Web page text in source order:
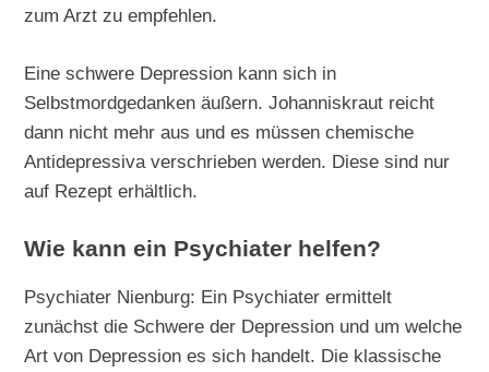
zum Arzt zu empfehlen.
Eine schwere Depression kann sich in
Selbstmordgedanken äußern. Johanniskraut reicht
dann nicht mehr aus und es müssen chemische
Antidepressiva verschrieben werden. Diese sind nur
auf Rezept erhältlich.
Wie kann ein Psychiater helfen?
Psychiater Nienburg: Ein Psychiater ermittelt
zunächst die Schwere der Depression und um welche
Art von Depression es sich handelt. Die klassische